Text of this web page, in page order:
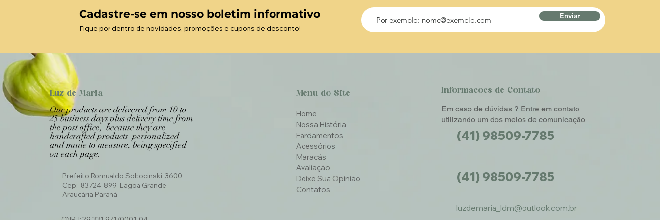
Cadastre-se em nosso boletim informativo
Fique por dentro de novidades, promoções e cupons de desconto!
Enviar
Luz de Maria
Our products are delivered from 10 to
25 business days plus delivery time from
the post office, because they are
handcrafted products personalized
and made to measure, being specified
on each page.
Prefeito Romualdo Sobocinski, 3600
Cep: 83724-899 Lagoa Grande
Araucária Paraná
Menu do Site
Home
Nossa História
Fardamentos
Acessórios
Maracás
Avaliação
Deixe Sua Opinião
Contatos
Informações de Contato
Em caso de dúvidas ? Entre em contato
utilizando um dos meios de comunicação
(41) 98509-7785
(41) 98509-7785
luzdemaria_ldm@outlook.com.br